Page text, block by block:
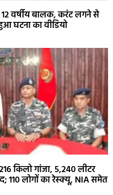
वर्षीय बालक, करंट लगने से
घटना का वीडियो
किलो गांजा, 5,240 लीटर
110 लोगों का रेस्क्यू, NIA समेत